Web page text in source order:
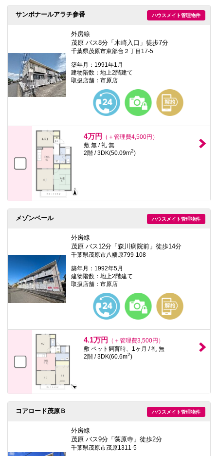
ハウスメイト管理物件
サンボナールアラチ参番
外房線
茂原 バス8分「木崎入口」徒歩7分
千葉県茂原市東部台２丁目17-5
築年月：1991年1月
建物階数：地上2階建て
取扱店舗：市原店
4万円
（＋管理費4,500円）
敷 無 / 礼 無
2階 / 3DK(50.09m2)
ハウスメイト管理物件
メゾンベール
外房線
茂原 バス12分「森川病院前」徒歩14分
千葉県茂原市八幡原799-108
築年月：1992年5月
建物階数：地上2階建て
取扱店舗：市原店
4.1万円
（＋管理費3,500円）
敷 ペット飼育時、1ヶ月 / 礼 無
2階 / 3DK(60.6m2)
ハウスメイト管理物件
コアロード茂原Ｂ
外房線
茂原 バス9分「藻原寺」徒歩2分
千葉県茂原市茂原1311-5